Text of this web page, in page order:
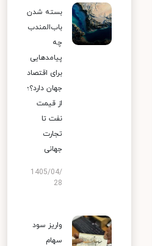
بسته شدن
باب‌المندب
چه
پیامدهایی
برای اقتصاد
جهان دارد؟؛
از قیمت
نفت تا
تجارت
جهانی
1405/04/
28
واریز سود
سهام